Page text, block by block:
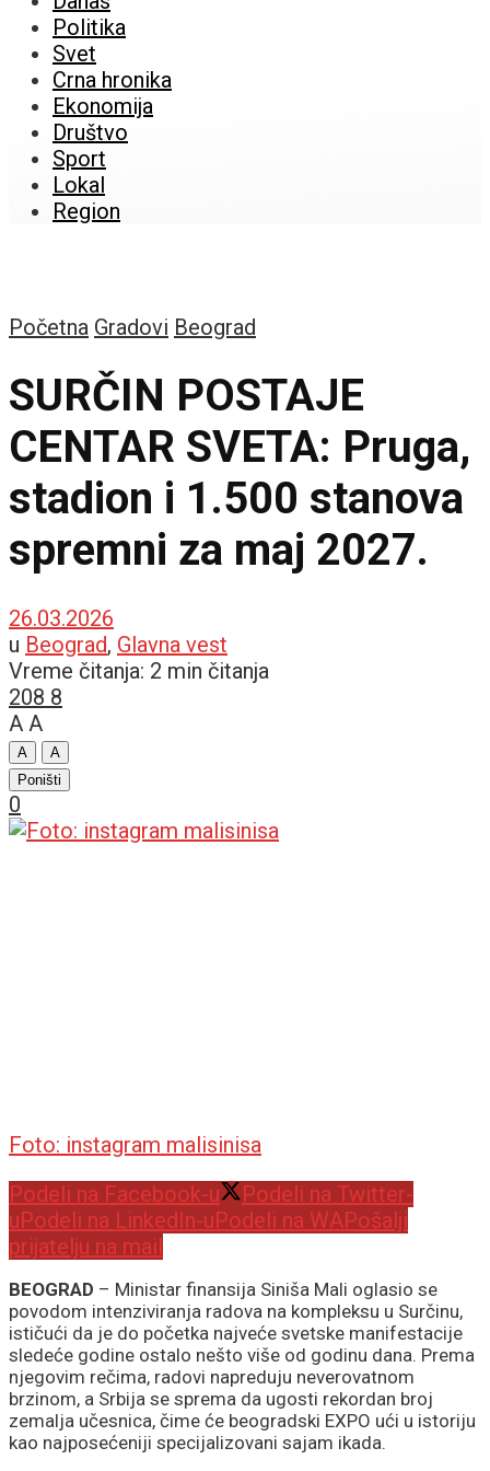
Politika
Svet
Crna hronika
Ekonomija
Društvo
Sport
Lokal
Region
Početna Gradovi Beograd
SURČIN POSTAJE
CENTAR SVETA: Pruga,
stadion i 1.500 stanova
spremni za maj 2027.
26.03.2026
u Beograd, Glavna vest
Vreme čitanja: 2 min čitanja
208 8
A A
A
A
Poništi
0
Foto: instagram malisinisa
Podeli na Facebook-u
Podeli na Twitter-
uPodeli na LinkedIn-uPodeli na WAPošalji
prijatelju na mail
BEOGRAD – Ministar finansija Siniša Mali oglasio se
povodom intenziviranja radova na kompleksu u Surčinu,
ističući da je do početka najveće svetske manifestacije
sledeće godine ostalo nešto više od godinu dana. Prema
njegovim rečima, radovi napreduju neverovatnom
brzinom, a Srbija se sprema da ugosti rekordan broj
zemalja učesnica, čime će beogradski EXPO ući u istoriju
kao najposećeniji specijalizovani sajam ikada.